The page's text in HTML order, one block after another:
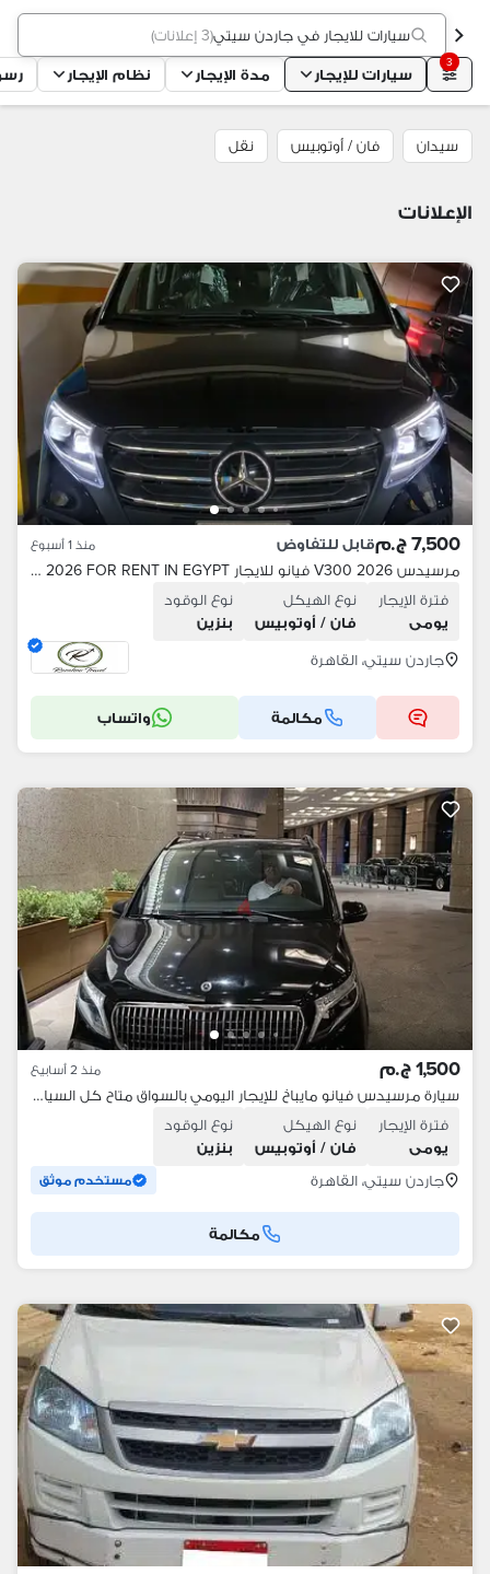
سيارات للايجار في جاردن سيتي(3 إعلانات )
3
سيارات للإيجار مدة الإيجار نظام الإيجار
سيدان فان / أوتوبيس نقل
الإعلانات
7,500 ج.م قابل للتفاوض منذ 1 أسبوع
مرسيدس V300 2026 فيانو للايجار MERCEDES V300 2026 FOR RENT IN EGYPT
فترة الإيجار
يومى
نوع الهيكل
فان / أوتوبيس
نوع الوقود
بنزين
جاردن سيتي، القاهرة
مكالمة واتساب
1,500 ج.م منذ 2 أسابيع
سيارة مرسيدس فيانو مايباخ للإيجار اليومي بالسواق متاح كل السيارات
فترة الإيجار
يومى
نوع الهيكل
فان / أوتوبيس
نوع الوقود
بنزين
جاردن سيتي، القاهرة
مستخدم موثق
مكالمة